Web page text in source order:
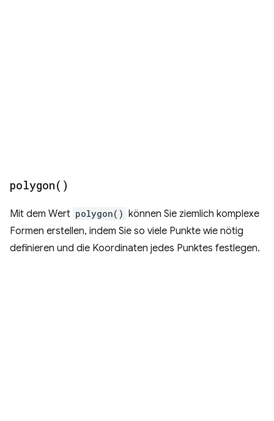
polygon( )
Mit dem Wert polygon() können Sie ziemlich komplexe
Formen erstellen, indem Sie so viele Punkte wie nötig
definieren und die Koordinaten jedes Punktes festlegen.